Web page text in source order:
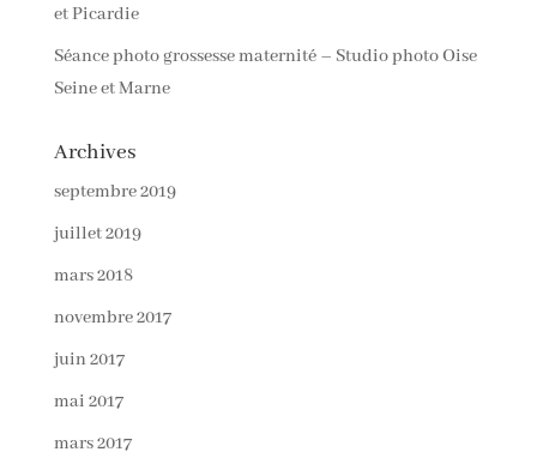
et Picardie
Séance photo grossesse maternité – Studio photo Oise
Seine et Marne
Archives
septembre 2019
juillet 2019
mars 2018
novembre 2017
juin 2017
mai 2017
mars 2017